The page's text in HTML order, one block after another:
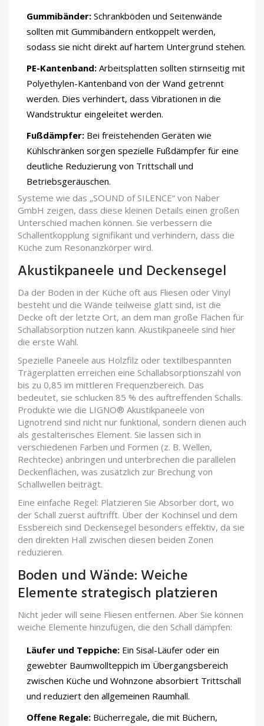
Gummibänder: Schrankböden und Seitenwände
sollten mit Gummibändern entkoppelt werden,
sodass sie nicht direkt auf hartem Untergrund stehen.
PE-Kantenband: Arbeitsplatten sollten stirnseitig mit
Polyethylen-Kantenband von der Wand getrennt
werden. Dies verhindert, dass Vibrationen in die
Wandstruktur eingeleitet werden.
Fußdämpfer: Bei freistehenden Geräten wie
Kühlschränken sorgen spezielle Fußdämpfer für eine
deutliche Reduzierung von Trittschall und
Betriebsgeräuschen.
Systeme wie das „SOUND of SILENCE“ von Naber
GmbH zeigen, dass diese kleinen Details einen großen
Unterschied machen können. Sie verbessern die
Schallentkopplung signifikant und verhindern, dass die
Küche zum Resonanzkörper wird.
Akustikpaneele und Deckensegel
Da der Boden in der Küche oft aus Fliesen oder Vinyl
besteht und die Wände teilweise glatt sind, ist die
Decke oft der letzte Ort, an dem man große Flächen für
Schallabsorption nutzen kann. Akustikpaneele sind hier
die erste Wahl.
Spezielle Paneele aus Holzfilz oder textilbespannten
Trägerplatten erreichen eine Schallabsorptionszahl von
bis zu 0,85 im mittleren Frequenzbereich. Das
bedeutet, sie schlucken 85 % des auftreffenden Schalls.
Produkte wie die LIGNO® Akustikpaneele von
Lignotrend sind nicht nur funktional, sondern dienen auch
als gestalterisches Element. Sie lassen sich in
verschiedenen Farben und Formen (z. B. Wellen,
Rechtecke) anbringen und unterbrechen die parallelen
Deckenflächen, was zusätzlich zur Brechung von
Schallwellen beiträgt.
Eine einfache Regel: Platzieren Sie Absorber dort, wo
der Schall zuerst auftrifft. Über der Kochinsel und dem
Essbereich sind Deckensegel besonders effektiv, da sie
den direkten Hall zwischen diesen beiden Zonen
reduzieren.
Boden und Wände: Weiche
Elemente strategisch platzieren
Nicht jeder will seine Fliesen entfernen. Aber Sie können
weiche Elemente hinzufügen, die den Schall dämpfen:
Läufer und Teppiche: Ein Sisal-Läufer oder ein
gewebter Baumwollteppich im Übergangsbereich
zwischen Küche und Wohnzone absorbiert Trittschall
und reduziert den allgemeinen Raumhall.
Offene Regale: Bücherregale, die mit Büchern,